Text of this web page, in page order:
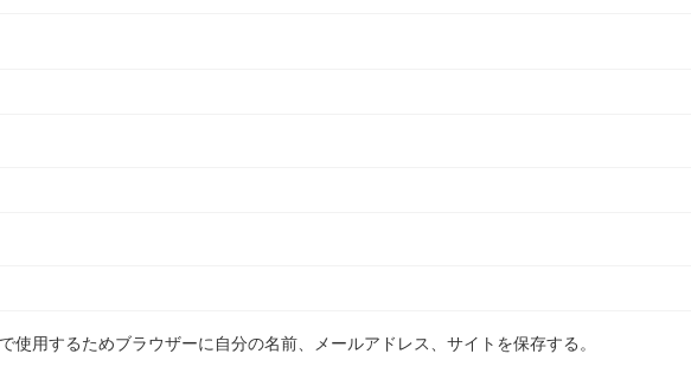
使用するためブラウザーに自分の名前、メールアドレス、サイトを保存する。